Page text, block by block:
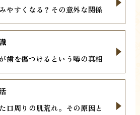
やすくなる？その意外な関係
歯を傷つけるという噂の真相
口周りの肌荒れ。その原因と